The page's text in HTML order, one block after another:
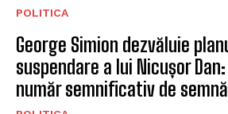
POLITICA
George Simion dezvăluie
suspendare a lui Nicușor
număr semnificativ de